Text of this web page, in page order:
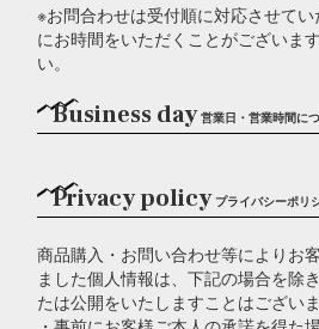
※お問合わせは受付順に対応させて
にお時間をいただくことがございま
い。
Business day営業日・営業時間に
Privacy policy プライバシーポリ
商品購入・お問い合わせ等によりお
ました個人情報は、下記の場合を除
たは公開をいたしますことはございま